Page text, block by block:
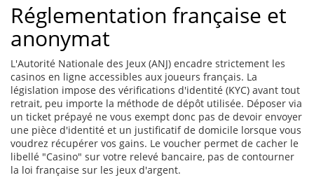
Réglementation française et
anonymat
L'Autorité Nationale des Jeux (ANJ) encadre strictement les
casinos en ligne accessibles aux joueurs français. La
législation impose des vérifications d'identité (KYC) avant tout
retrait, peu importe la méthode de dépôt utilisée. Déposer via
un ticket prépayé ne vous exempt donc pas de devoir envoyer
une pièce d'identité et un justificatif de domicile lorsque vous
voudrez récupérer vos gains. Le voucher permet de cacher le
libellé "Casino" sur votre relevé bancaire, pas de contourner
la loi française sur les jeux d'argent.